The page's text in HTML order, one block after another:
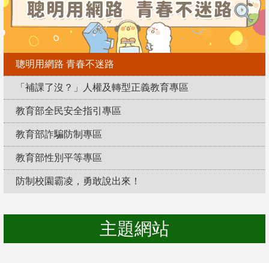
聰明用網路 青春不迷路
「補課了沒？」人權及轉型正義教育專區
教育部全民安全指引專區
教育部詐騙防制專區
教育部性別平等專區
防制校園霸凌，勇敢說出來！
主題網站